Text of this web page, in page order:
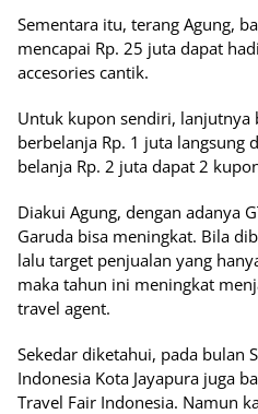
Sementara itu, terang Agung,
mencapai Rp. 25 juta dapat
accesories cantik.
Untuk kupon sendiri, lanjutnya
berbelanja Rp. 1 juta langsung
belanja Rp. 2 juta dapat 2
Diakui Agung, dengan adanya
Garuda bisa meningkat. Bila
lalu target penjualan yang
maka tahun ini meningkat
travel agent.
Sekedar diketahui, pada bulan
Indonesia Kota Jayapura juga
Travel Fair Indonesia. Namun